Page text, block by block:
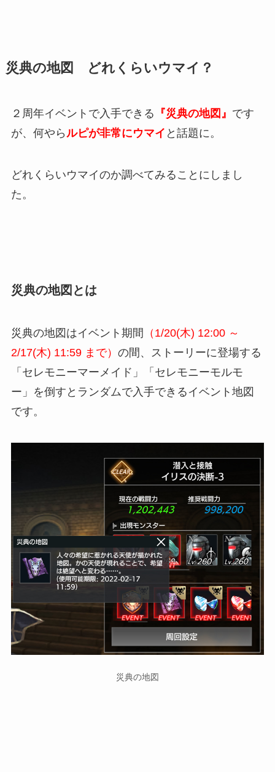
災典の地図 どれくらいウマイ？
２周年イベントで入手できる 『災典の地図』 です
が、何やらルピが非常にウマイ と話題に。
どれくらいウマイのか調べてみることにしまし
た。
災典の地図とは
災典の地図はイベント期間 （1/20(木) 12:00 ～
2/17(木) 11:59 まで） の間、
ストーリーに登場する
「セレモニーマーメイド」「セレモニーモルモ
ー」を倒すと ランダムで入手できるイベント地図
です。
災典の地図